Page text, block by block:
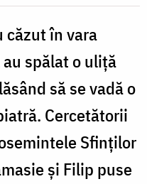
căzut în vara
spălat o uliță
să se vadă o
Cercetătorii
Sfinților
și Filip puse